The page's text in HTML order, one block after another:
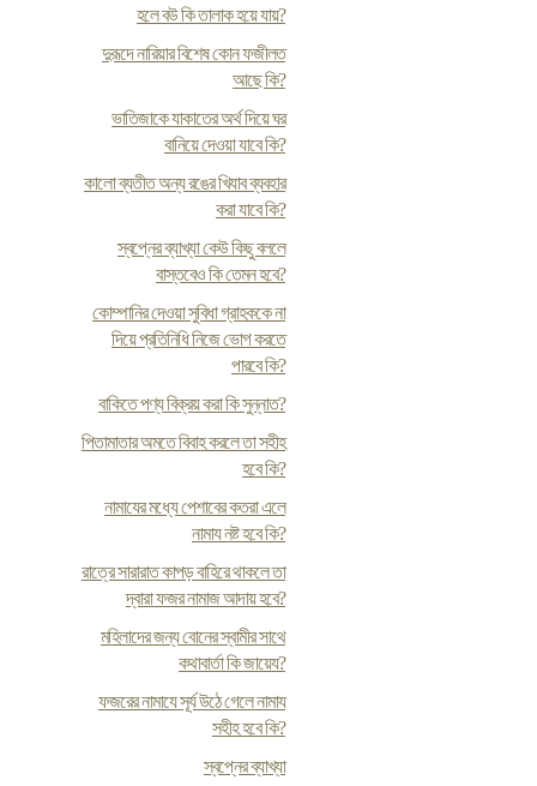
হলে বউ কি তালাক হয়ে যায়?
দুরূদে নারিয়ার বিশেষ কোন ফজীলত
আছে কি?
ভাতিজাকে যাকাতের অর্থ দিয়ে ঘর
বানিয়ে দেওয়া যাবে কি?
কালো ব্যতীত অন্য রঙের খিযাব ব্যবহার
করা যাবে কি?
স্বপ্নের ব্যাখ্যা কেউ কিছু বললে
বাস্তবেও কি তেমন হবে?
কোম্পানির দেওয়া সুবিধা গ্রাহককে না
দিয়ে প্রতিনিধি নিজে ভোগ করতে
পারবে কি?
বাকিতে পণ্য বিক্রয় করা কি সুন্নাত?
পিতামাতার অমতে বিবাহ করলে তা সহীহ
হবে কি?
নামাযের মধ্যে পেশাবের কতরা এলে
নামায নষ্ট হবে কি?
রাত্রে সারারাত কাপড় বাহিরে থাকলে তা
দ্বারা ফজর নামাজ আদায় হবে?
মহিলাদের জন্য বোনের স্বামীর সাথে
কথাবার্তা কি জায়েয?
ফজরের নামাযে সূর্য উঠে গেলে নামায
সহীহ হবে কি?
স্বপ্নের ব্যাখ্যা